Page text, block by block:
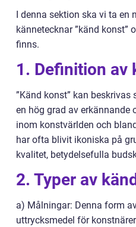
I denna sektion ska vi ta en
kännetecknar ”känd konst”
finns.
1. Definition av
”Känd konst” kan
en hög grad av erkännande
inom konstvärlden och
har ofta blivit ikoniska på
kvalitet, betydelsefulla
2. Typer av
a) Målningar: Denna form
uttrycksmedel för